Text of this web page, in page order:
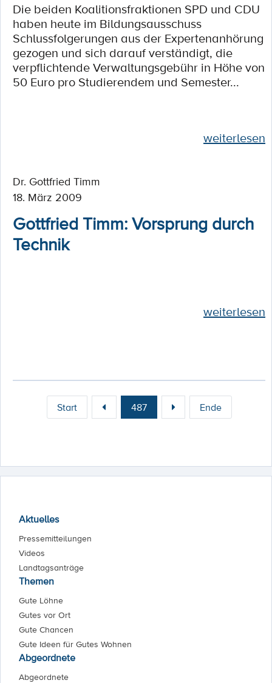
Die beiden Koalitionsfraktionen SPD und CDU
haben heute im Bildungsausschuss
Schlussfolgerungen aus der Expertenanhörung
gezogen und sich darauf verständigt, die
verpflichtende Verwaltungsgebühr in Höhe von
50 Euro pro Studierendem und Semester...
weiterlesen
Dr. Gottfried Timm
18. März 2009
Gottfried Timm: Vorsprung durch
Technik
weiterlesen
Start 487 Ende
Aktuelles
Pressemitteilungen
Videos
Landtagsanträge
Themen
Gute Löhne
Gutes vor Ort
Gute Chancen
Gute Ideen für Gutes Wohnen
Abgeordnete
Abgeordnete